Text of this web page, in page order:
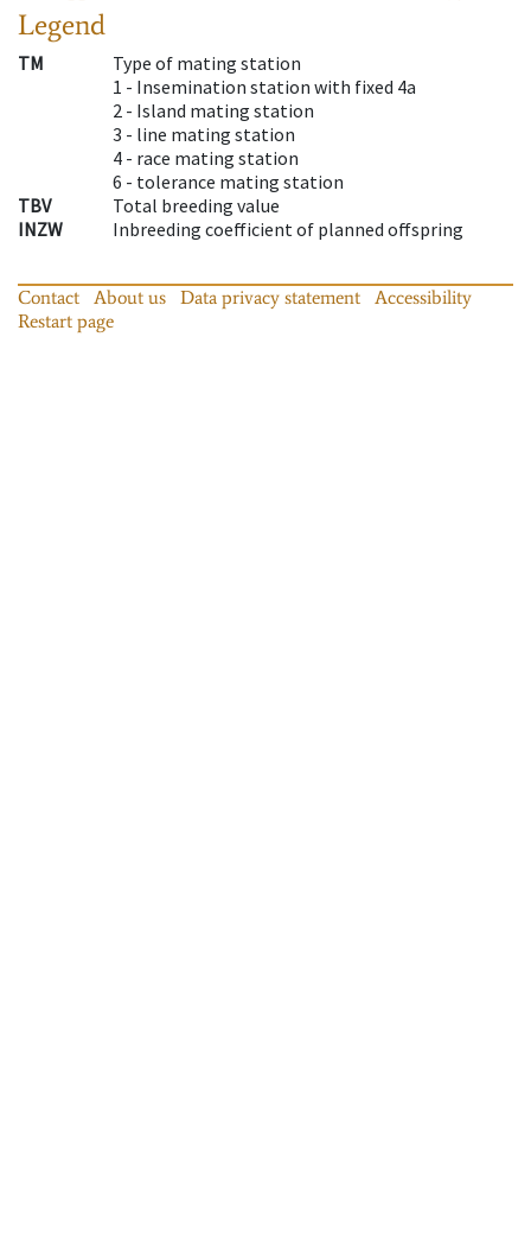
Legend
TM
Type of mating station
1 - Insemination station with fixed 4a
2 - Island mating station
3 - line mating station
4 - race mating station
6 - tolerance mating station
TBV
Total breeding value
INZW
Inbreeding coefficient of planned offspring
Contact About us Data privacy statement
Accessibility
Restart page